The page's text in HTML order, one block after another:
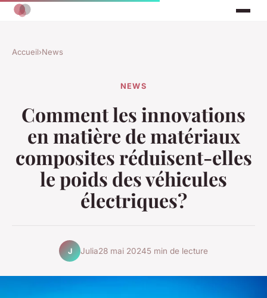
Accueil›News
NEWS
Comment les innovations
en matière de matériaux
composites réduisent-elles
le poids des véhicules
électriques?
J Julia28 mai 20245 min de lecture